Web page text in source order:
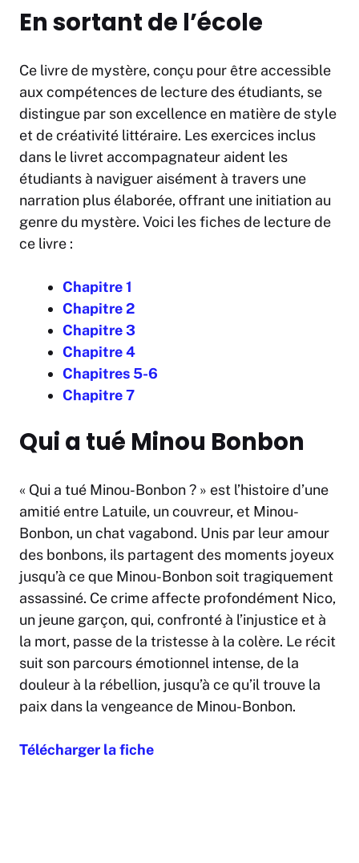
En sortant de l’école
Ce livre de mystère, conçu pour être accessible
aux compétences de lecture des étudiants, se
distingue par son excellence en matière de style
et de créativité littéraire. Les exercices inclus
dans le livret accompagnateur aident les
étudiants à naviguer aisément à travers une
narration plus élaborée, offrant une initiation au
genre du mystère. Voici les fiches de lecture de
ce livre :
Chapitre 1
Chapitre 2
Chapitre 3
Chapitre 4
Chapitres 5-6
Chapitre 7
Qui a tué Minou Bonbon
« Qui a tué Minou-Bonbon ? » est l’histoire d’une
amitié entre Latuile, un couvreur, et Minou-
Bonbon, un chat vagabond. Unis par leur amour
des bonbons, ils partagent des moments joyeux
jusqu’à ce que Minou-Bonbon soit tragiquement
assassiné. Ce crime affecte profondément Nico,
un jeune garçon, qui, confronté à l’injustice et à
la mort, passe de la tristesse à la colère. Le récit
suit son parcours émotionnel intense, de la
douleur à la rébellion, jusqu’à ce qu’il trouve la
paix dans la vengeance de Minou-Bonbon.
Télécharger la fiche